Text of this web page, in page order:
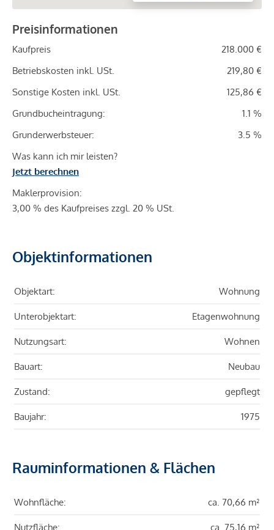
Preisinformationen
Kaufpreis
218.000 €
Betriebskosten inkl. USt.
219,80 €
Sonstige Kosten inkl. USt.
125,86 €
Grundbucheintragung:
1.1 %
Grunderwerbsteuer:
3.5 %
Was kann ich mir leisten?
Jetzt berechnen
Maklerprovision:
3,00 % des Kaufpreises zzgl. 20 % USt.
Objektinformationen
Objektart: Wohnung
Unterobjektart: Etagenwohnung
Nutzungsart: Wohnen
Bauart: Neubau
Zustand: gepflegt
Baujahr: 1975
Rauminformationen & Flächen
Wohnfläche: ca. 70,66 m²
Nutzfläche: ca. 75,16 m²